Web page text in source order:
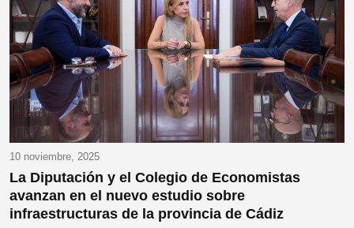
10 noviembre, 2025
La Diputación y el Colegio de Economistas
avanzan en el nuevo estudio sobre
infraestructuras de la provincia de Cádiz